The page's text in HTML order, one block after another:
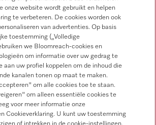
en informatie
onze website wordt gebruikt en helpen
te verbeteren. De cookies worden ook
van advertenties. Op basis
toestemming („Volledige
we Bloomreach-cookies en
om informatie over uw gedrag te
aan uw profiel koppelen om de inhoud die
kanalen tonen op maat te maken.
om alle cookies toe te staan.
om alleen essentiële cookies te
voor meer informatie onze
Cookieverklaring. U kunt uw toestemming